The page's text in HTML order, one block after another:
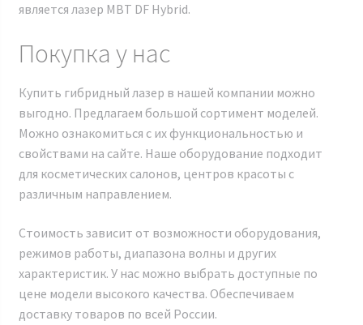
является лазер MBT DF Hybrid.
Покупка у нас
Купить гибридный лазер в нашей компании можно
выгодно. Предлагаем большой сортимент моделей.
Можно ознакомиться с их функциональностью и
свойствами на сайте. Наше оборудование подходит
для косметических салонов, центров красоты с
различным направлением.
Стоимость зависит от возможности оборудования,
режимов работы, диапазона волны и других
характеристик. У нас можно выбрать доступные по
цене модели высокого качества. Обеспечиваем
доставку товаров по всей России.